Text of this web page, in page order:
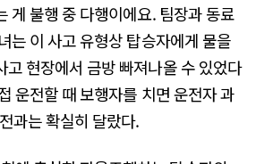
게 불행 중 다행이에요. 팀장과 동료
는 이 사고 유형상 탑승자에게 물을
고 현장에서 금방 빠져나올 수 있었다
운전할 때 보행자를 치면 운전자 과
과는 확실히 달랐다.